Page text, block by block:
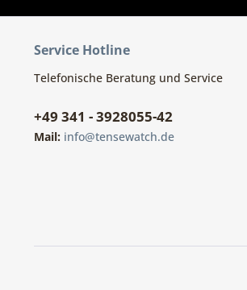
Service Hotline
Telefonische Beratung und Service
+49 341 - 3928055-42
Mail: info@tensewatch.de